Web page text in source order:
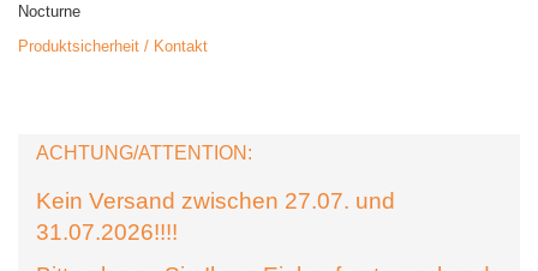
Nocturne
Produktsicherheit / Kontakt
ACHTUNG/ATTENTION:
Kein Versand zwischen 27.07. und
31.07.2026!!!!